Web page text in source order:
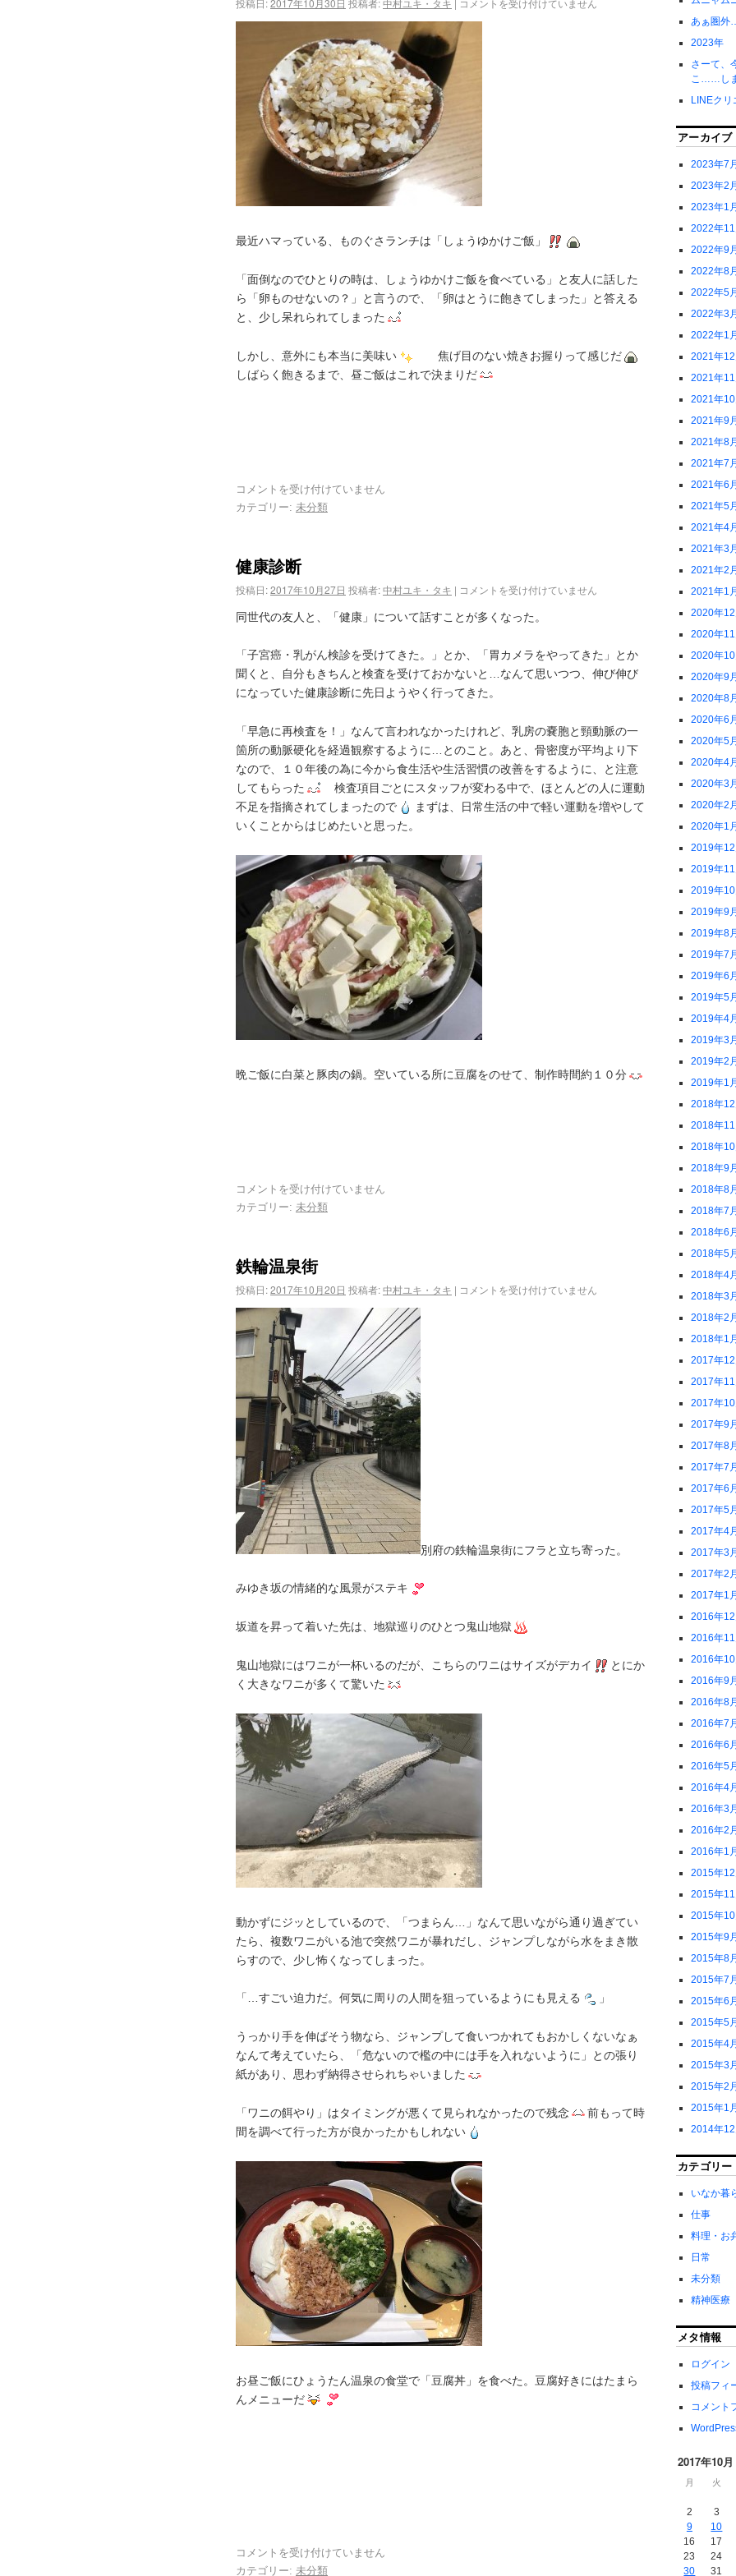
投稿日:2017年10月30日 投稿者:中村ユキ・タキ コメントを受け付けていません
最近ハマっている、ものぐさランチは「しょうゆかけご飯」
「面倒なのでひとりの時は、しょうゆかけご飯を食べている」と友人に話した
ら「卵ものせないの？」と言うので、「卵はとうに飽きてしまった」と答える
と、少し呆れられてしまった
しかし、意外にも本当に美味い
焦げ目のない焼きお握りって感じだ
しばらく飽きるまで、昼ご飯はこれで決まりだ
コメントを受け付けていません
カテゴリー: 未分類
健康診断
投稿日:2017年10月27日 投稿者:中村ユキ・タキ | コメントを受け付けていません
同世代の友人と、「健康」について話すことが多くなった。
「子宮癌・乳がん検診を受けてきた。」とか、「胃カメラをやってきた」とか
聞くと、自分もきちんと検査を受けておかないと…なんて思いつつ、伸び伸び
になっていた健康診断に先日ようやく行ってきた。
「早急に再検査を！」なんて言われなかったけれど、乳房の嚢胞と頸動脈の一
箇所の動脈硬化を経過観察するように…とのこと。あと、骨密度が平均より下
なので、１０年後の為に今から食生活や生活習慣の改善をするように、と注意
してもらった
検査項目ごとにスタッフが変わる中で、ほとんどの人に運動
不足を指摘されてしまったので
まずは、日常生活の中で軽い運動を増やして
いくことからはじめたいと思った。
晩ご飯に白菜と豚肉の鍋。空いている所に豆腐をのせて、制作時間約１０分
コメントを受け付けていません
カテゴリー: 未分類
鉄輪温泉街
投稿日:2017年10月20日 投稿者:中村ユキ・タキ | コメントを受け付けていません
別府の鉄輪温泉街にフラと立ち寄った。
みゆき坂の情緒的な風景がステキ
坂道を昇って着いた先は、地獄巡りのひとつ鬼山地獄
鬼山地獄にはワニが一杯いるのだが、こちらのワニはサイズがデカイ
とにか
く大きなワニが多くて驚いた
動かずにジッとしているので、「つまらん…」なんて思いながら通り過ぎてい
たら、複数ワニがいる池で突然ワニが暴れだし、ジャンプしながら水をまき散
らすので、少し怖くなってしまった。
「…すごい迫力だ。何気に周りの人間を狙っているようにも見える 」
うっかり手を伸ばそう物なら、ジャンプして食いつかれてもおかしくないなぁ
なんて考えていたら、「危ないので檻の中には手を入れないように」との張り
紙があり、思わず納得させられちゃいました
「ワニの餌やり」はタイミングが悪くて見られなかったので残念
前もって時
間を調べて行った方が良かったかもしれない
お昼ご飯にひょうたん温泉の食堂で「豆腐丼」を食べた。豆腐好きにはたまら
んメニューだ
コメントを受け付けていません
カテゴリー: 未分類
あぁ圏
2023年
さーて、
こ……し
LINEク
アーカイブ
2023年7月
2023年2月
2023年1月
2022年11
2022年9月
2022年8月
2022年5月
2022年3月
2022年1月
2021年12
2021年11
2021年10
2021年9月
2021年8月
2021年7月
2021年6月
2021年5月
2021年4月
2021年3月
2021年2月
2021年1月
2020年12
2020年11
2020年10
2020年9月
2020年8月
2020年6月
2020年5月
2020年4月
2020年3月
2020年2月
2020年1月
2019年12
2019年11
2019年10
2019年9月
2019年8月
2019年7月
2019年6月
2019年5月
2019年4月
2019年3月
2019年2月
2019年1月
2018年12
2018年11
2018年10
2018年9月
2018年8月
2018年7月
2018年6月
2018年5月
2018年4月
2018年3月
2018年2月
2018年1月
2017年12
2017年11
2017年10
2017年9月
2017年8月
2017年7月
2017年6月
2017年5月
2017年4月
2017年3月
2017年2月
2017年1月
2016年12
2016年11
2016年10
2016年9月
2016年8月
2016年7月
2016年6月
2016年5月
2016年4月
2016年3月
2016年2月
2016年1月
2015年12
2015年11
2015年10
2015年9月
2015年8月
2015年7月
2015年6月
2015年5月
2015年4月
2015年3月
2015年2月
2015年1月
2014年12
カテゴリー
いなか暮
仕事
料理・お
日常
未分類
精神医療
メタ情報
ログイン
投稿フィ
コメント
2017年10月
月 火
2
3
9
10
16
17
23
24
30
31